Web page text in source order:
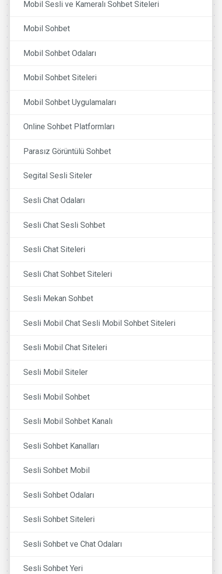
Mobil Sesli ve Kameralı Sohbet Siteleri
Mobil Sohbet
Mobil Sohbet Odaları
Mobil Sohbet Siteleri
Mobil Sohbet Uygulamaları
Online Sohbet Platformları
Parasız Görüntülü Sohbet
Segital Sesli Siteler
Sesli Chat Odaları
Sesli Chat Sesli Sohbet
Sesli Chat Siteleri
Sesli Chat Sohbet Siteleri
Sesli Mekan Sohbet
Sesli Mobil Chat Sesli Mobil Sohbet Siteleri
Sesli Mobil Chat Siteleri
Sesli Mobil Siteler
Sesli Mobil Sohbet
Sesli Mobil Sohbet Kanalı
Sesli Sohbet Kanalları
Sesli Sohbet Mobil
Sesli Sohbet Odaları
Sesli Sohbet Siteleri
Sesli Sohbet ve Chat Odaları
Sesli Sohbet Yeri